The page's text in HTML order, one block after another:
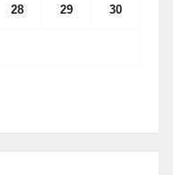
28 29 30